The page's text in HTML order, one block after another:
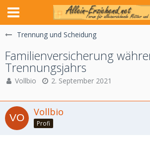
Trennung und Scheidung
Familienversicherung
Trennungsjahrs
Vollbio 2. September 2021
Vollbio
Profi